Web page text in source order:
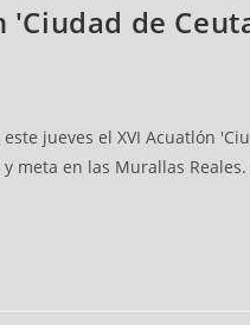
'Ciudad de
jueves el XVI Acuatlón
en las Murallas